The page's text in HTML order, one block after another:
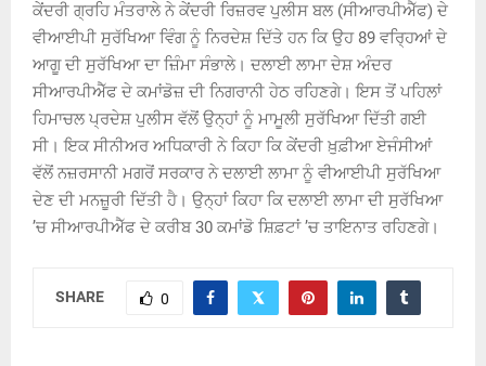
ਕੇਂਦਰੀ ਗ੍ਰਹਿ ਮੰਤਰਾਲੇ ਨੇ ਕੇਂਦਰੀ ਰਿਜ਼ਰਵ ਪੁਲੀਸ ਬਲ (ਸੀਆਰਪੀਐੱਫ) ਦੇ
ਵੀਆਈਪੀ ਸੁਰੱਖਿਆ ਵਿੰਗ ਨੂੰ ਨਿਰਦੇਸ਼ ਦਿੱਤੇ ਹਨ ਕਿ ਉਹ 89 ਵਰ੍ਹਿਆਂ ਦੇ
ਆਗੂ ਦੀ ਸੁਰੱਖਿਆ ਦਾ ਜ਼ਿੰਮਾ ਸੰਭਾਲੇ। ਦਲਾਈ ਲਾਮਾ ਦੇਸ਼ ਅੰਦਰ
ਸੀਆਰਪੀਐੱਫ ਦੇ ਕਮਾਂਡੋਜ਼ ਦੀ ਨਿਗਰਾਨੀ ਹੇਠ ਰਹਿਣਗੇ। ਇਸ ਤੋਂ ਪਹਿਲਾਂ
ਹਿਮਾਚਲ ਪ੍ਰਦੇਸ਼ ਪੁਲੀਸ ਵੱਲੋਂ ਉਨ੍ਹਾਂ ਨੂੰ ਮਾਮੂਲੀ ਸੁਰੱਖਿਆ ਦਿੱਤੀ ਗਈ
ਸੀ। ਇਕ ਸੀਨੀਅਰ ਅਧਿਕਾਰੀ ਨੇ ਕਿਹਾ ਕਿ ਕੇਂਦਰੀ ਖ਼ੁਫ਼ੀਆ ਏਜੰਸੀਆਂ
ਵੱਲੋਂ ਨਜ਼ਰਸਾਨੀ ਮਗਰੋਂ ਸਰਕਾਰ ਨੇ ਦਲਾਈ ਲਾਮਾ ਨੂੰ ਵੀਆਈਪੀ ਸੁਰੱਖਿਆ
ਦੇਣ ਦੀ ਮਨਜ਼ੂਰੀ ਦਿੱਤੀ ਹੈ। ਉਨ੍ਹਾਂ ਕਿਹਾ ਕਿ ਦਲਾਈ ਲਾਮਾ ਦੀ ਸੁਰੱਖਿਆ
’ਚ ਸੀਆਰਪੀਐੱਫ ਦੇ ਕਰੀਬ 30 ਕਮਾਂਡੋ ਸ਼ਿਫ਼ਟਾਂ ’ਚ ਤਾਇਨਾਤ ਰਹਿਣਗੇ।
SHARE 0